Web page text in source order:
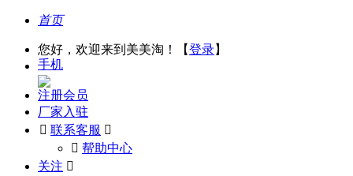
首页
您好，欢迎来到美美淘！【登录】
手机
注册会员
厂家入驻
 联系客服 
󰅃 帮助中心
关注 